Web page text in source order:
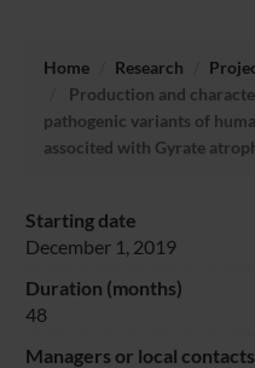
Home Research
Production and
pathogenic variants of
associted with Gyrate
Starting date
December 1, 2019
Duration (months)
48
Managers or local contacts